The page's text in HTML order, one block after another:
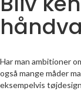
Har man ambitioner
også mange måder
eksempelvis